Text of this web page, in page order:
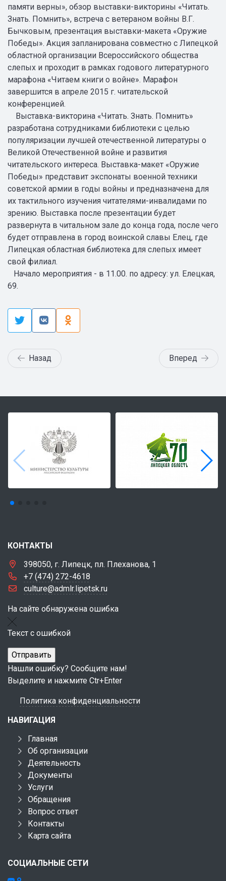
памяти верны», обзор выставки-викторины «Читать.
Знать. Помнить», встреча с ветераном войны В.Г.
Бычковым, презентация выставки-макета «Оружие
Победы». Акция запланирована совместно с Липецкой
областной организации Всероссийского общества
слепых и проходит в рамках годового литературного
марафона «Читаем книги о войне». Марафон
завершится в апреле 2015 г. читательской
конференцией.
Выставка-викторина «Читать. Знать. Помнить»
разработана сотрудниками библиотеки с целью
популяризации лучшей отечественной литературы о
Великой Отечественной войне и развития
читательского интереса. Выставка-макет «Оружие
Победы» представит экспонаты военной техники
советской армии в годы войны и предназначена для
их тактильного изучения читателями-инвалидами по
зрению. Выставка после презентации будет
развернута в читальном зале до конца года, после чего
будет отправлена в город воинской славы Елец, где
Липецкая областная библиотека для слепых имеет
свой филиал.
Начало мероприятия - в 11.00. по адресу: ул. Елецкая,
69.
Назад Вперед
КОНТАКТЫ
398050, г. Липецк, пл. Плеханова, 1
+7 (474) 272-4618
culture@admlr.lipetsk.ru
На сайте обнаружена ошибка
Текст с ошибкой
Нашли ошибку? Сообщите нам!
Выделите и нажмите Ctr+Enter
Политика конфиденциальности
НАВИГАЦИЯ
Главная
Об организации
Деятельность
Документы
Услуги
Обращения
Вопрос ответ
Контакты
Карта сайта
СОЦИАЛЬНЫЕ СЕТИ